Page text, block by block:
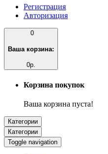
Регистрация
Авторизация
0
Ваша корзина:
0р.
Корзина покупок
Ваша корзина пуста!
Категории
Категории
Toggle navigation